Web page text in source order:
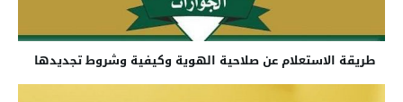
طريقة الاستعلام عن صلاحية الهوية وكيفية وشروط تجديدها